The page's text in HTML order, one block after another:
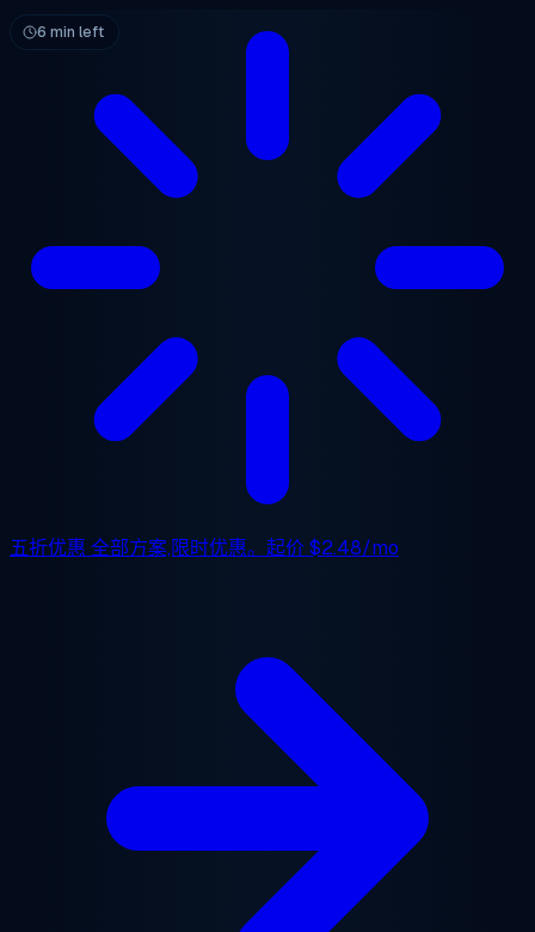
跳至主要内容
五折优惠 全部方案,限时优惠。起价$2.48/mo
6 min left